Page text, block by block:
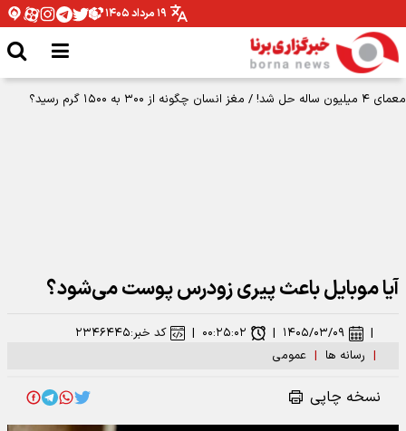
۱۹ مرداد ۱۴۰۵
معمای ۴ میلیون ساله حل شد! / مغز انسان چگونه از ۳۰۰ به ۱۵۰۰ گرم رسید؟
آیا موبایل باعث پیری زودرس پوست می‌شود؟
| رسانه ها | عمومی
| ۱۴۰۵/۰۳/۰۹ | ۰۰:۲۵:۰۲ | کد خبر:۲۳۴۶۴۴۵
نسخه چاپی